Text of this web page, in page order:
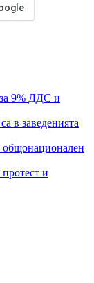
за 9% ДДС и
в заведенията
общонационален
и